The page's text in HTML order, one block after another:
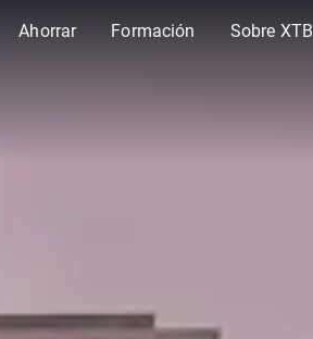
Ahorrar Formación Sobre XTB